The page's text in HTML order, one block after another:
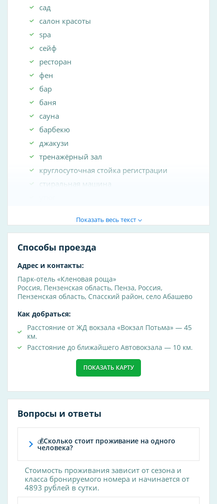
сад
салон красоты
spa
сейф
ресторан
фен
бар
баня
сауна
барбекю
джакузи
тренажёрный зал
круглосуточная стойка регистрации
стиральная машина
частный пляж
доступ на лыжах к отелю
ледовый каток
возможно проживание с животными
отопление
рыбалка
теннисный корт
настольный теннис
телевизор в номере
бизнес-центр
оплата картой
прачечная
завтрак
дискотека
Интернет
халат
тапочки
Показать весь текст
Способы проезда
Адрес и контакты:
Парк-отель «Кленовая роща»
Россия, Пензенская область, Пенза, Россия,
Пензенская область, Спасский район, село Абашево
Как добраться:
Расстояние от ЖД вокзала «Вокзал Потьма» — 45
км.
Расстояние до ближайшего Автовокзала — 10 км.
ПОКАЗАТЬ КАРТУ
Вопросы и ответы
💰Сколько стоит проживание на одного
человека?
Стоимость проживания зависит от сезона и
класса бронируемого номера и начинается от
4893 рублей в сутки.